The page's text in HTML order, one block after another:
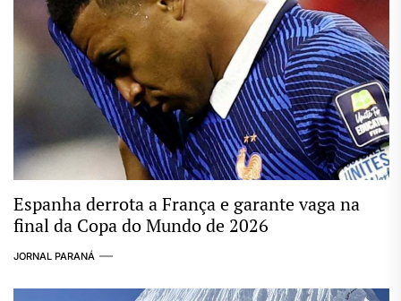
Espanha derrota a França e garante vaga na
final da Copa do Mundo de 2026
JORNAL PARANÁ